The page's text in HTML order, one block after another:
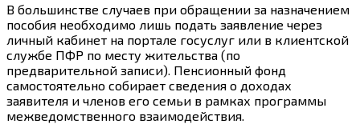
В большинстве случаев при обращении за назначением
пособия необходимо лишь подать заявление через
личный кабинет на портале госуслуг или в клиентской
службе ПФР по месту жительства (по
предварительной записи). Пенсионный фонд
самостоятельно собирает сведения о доходах
заявителя и членов его семьи в рамках программы
межведомственного взаимодействия.